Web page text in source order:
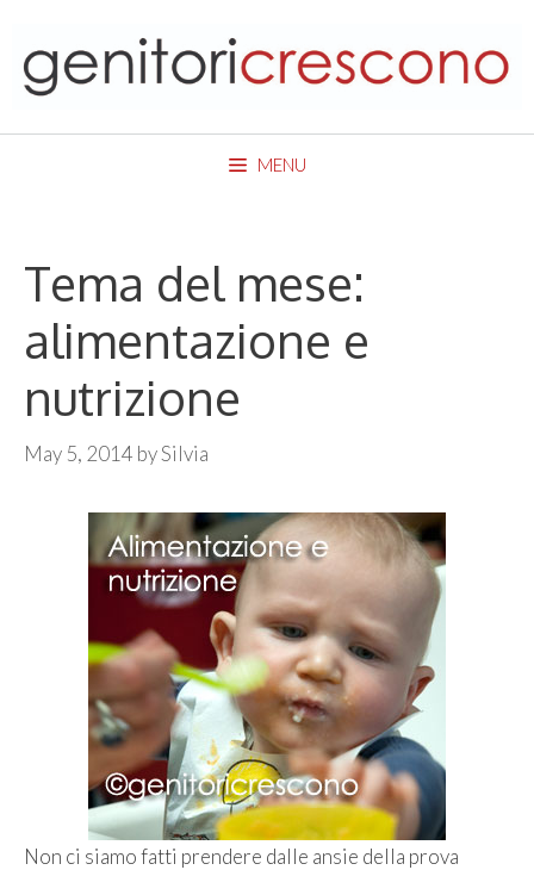
content
MENU
Tema del mese:
alimentazione e
nutrizione
May 5, 2014 bySilvia
Non ci siamo fatti prendere dalle ansie della prova